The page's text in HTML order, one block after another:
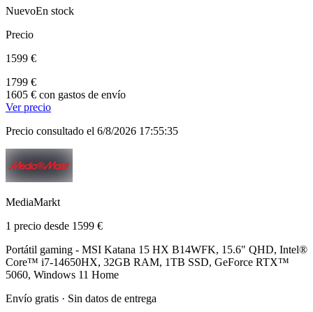
NuevoEn stock
Precio
1599 €
1799 €
1605 € con gastos de envío
Ver precio
Precio consultado el 6/8/2026 17:55:35
MediaMarkt
1 precio desde 1599 €
Portátil gaming - MSI Katana 15 HX B14WFK, 15.6" QHD, Intel®
Core™ i7-14650HX, 32GB RAM, 1TB SSD, GeForce RTX™
5060, Windows 11 Home
Envío gratis · Sin datos de entrega